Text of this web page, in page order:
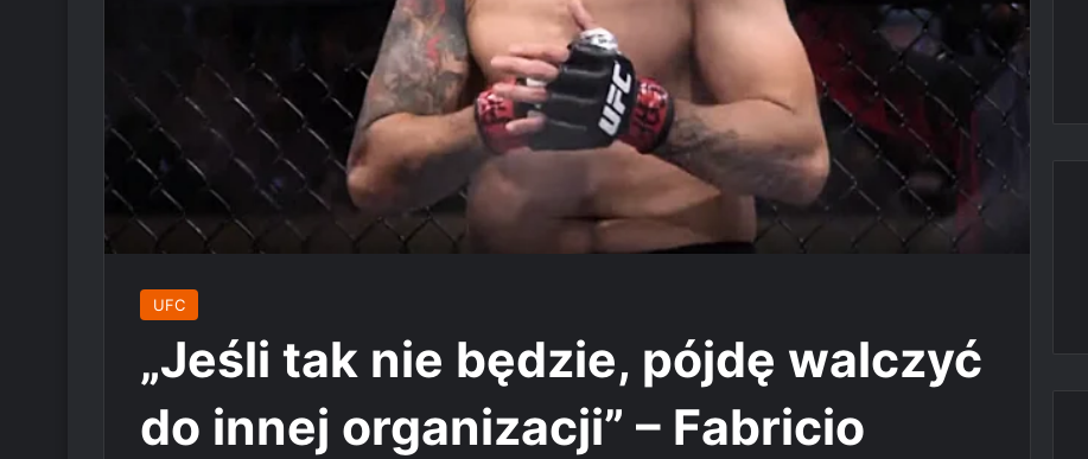
UFC
„Jeśli tak nie będzie, pójdę walczyć
do innej organizacji” – Fabricio